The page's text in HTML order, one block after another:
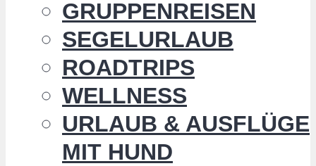
GRUPPENREISEN
SEGELURLAUB
ROADTRIPS
WELLNESS
URLAUB & AUSFLÜGE
MIT HUND